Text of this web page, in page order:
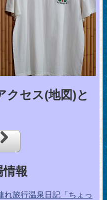
クセス(地図)と
報
れ旅行温泉日記「ちょっ